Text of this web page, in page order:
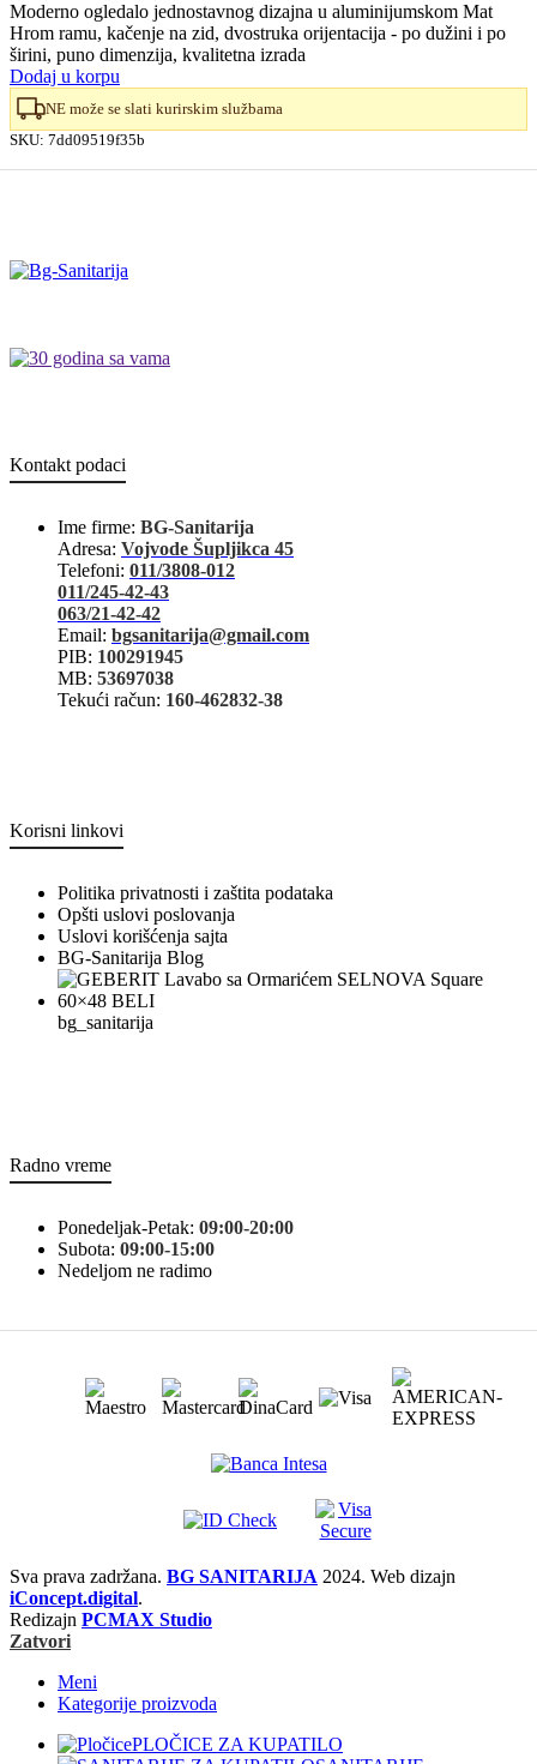
Moderno ogledalo jednostavnog dizajna u aluminijumskom Mat
Hrom ramu, kačenje na zid, dvostruka orijentacija - po dužini i po
širini, puno dimenzija, kvalitetna izrada
Dodaj u korpu
NE može se slati kurirskim službama
SKU: 7dd09519f35b
Kontakt podaci
Ime firme: BG-Sanitarija
Adresa: Vojvode Šupljikca 45
Telefoni: 011/3808-012
011/245-42-43
063/21-42-42
Email: bgsanitarija@gmail.com
PIB: 100291945
MB: 53697038
Tekući račun: 160-462832-38
Korisni linkovi
Politika privatnosti i zaštita podataka
Opšti uslovi poslovanja
Uslovi korišćenja sajta
BG-Sanitarija Blog
bg_sanitarija
Radno vreme
Ponedeljak-Petak: 09:00-20:00
Subota: 09:00-15:00
Nedeljom ne radimo
Sva prava zadržana. BG SANITARIJA 2024. Web dizajn
iConcept.digital.
Redizajn PCMAX Studio
Zatvori
Meni
Kategorije proizvoda
PLOČICE ZA KUPATILO